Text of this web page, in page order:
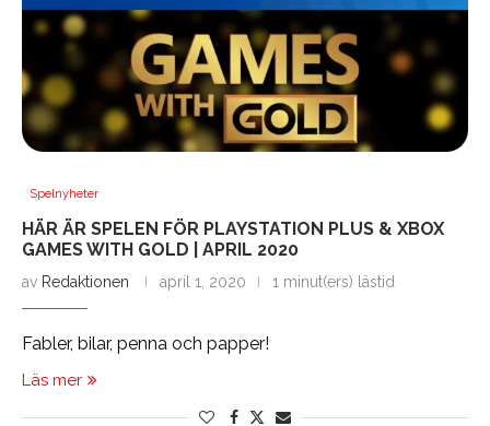
Spelnyheter
HÄR ÄR SPELEN FÖR PLAYSTATION PLUS & XBOX
GAMES WITH GOLD | APRIL 2020
av Redaktionen april 1, 2020 1 minut(ers) lästid
Fabler, bilar, penna och papper!
Läs mer